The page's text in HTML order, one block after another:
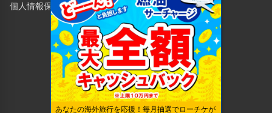
個人情報保護方針
Copyright © 1998 Lawson Entertainment, Inc.
あなたの海外旅行を応援！毎月抽選でローチケが